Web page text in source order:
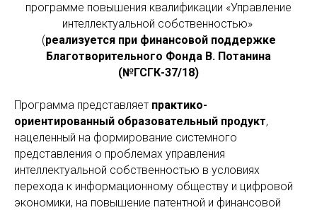
программе повышения квалификации «Управление
интеллектуальной собственностью»
(реализуется при финансовой поддержке
Благотворительного Фонда В. Потанина
(№ГСГК-37/18)
Программа представляет практико-
ориентированный образовательный продукт,
нацеленный на формирование системного
представления о проблемах управления
интеллектуальной собственностью в условиях
перехода к информационному обществу и цифровой
экономики, на повышение патентной и финансовой